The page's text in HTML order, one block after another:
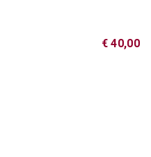
€ 40,00